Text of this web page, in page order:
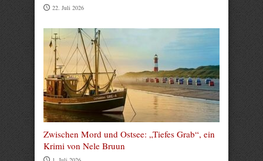
22. Juli 2026
Zwischen Mord und Ostsee: „Tiefes Grab“, ein
Krimi von Nele Bruun